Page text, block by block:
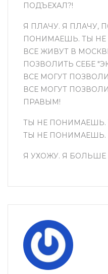
ПОДЪЕХАЛ?!
Я ПЛАЧУ. Я ПЛАЧУ,
ПОНИМАЕШЬ. ТЫ
ВСЕ ЖИВУТ В
ПОЗВОЛИТЬ СЕБЕ
ВСЕ МОГУТ
ВСЕ МОГУТ
ПРАВЫМ!
ТЫ НЕ
ТЫ НЕ ПОНИМАЕШЬ.
Я УХОЖУ. Я БОЛЬШЕ